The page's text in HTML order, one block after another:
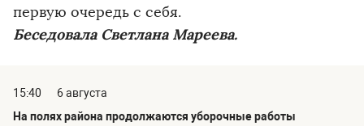
первую очередь с себя.
Беседовала Светлана Мареева.
15:40
6 августа
На полях района продолжаются уборочные работы